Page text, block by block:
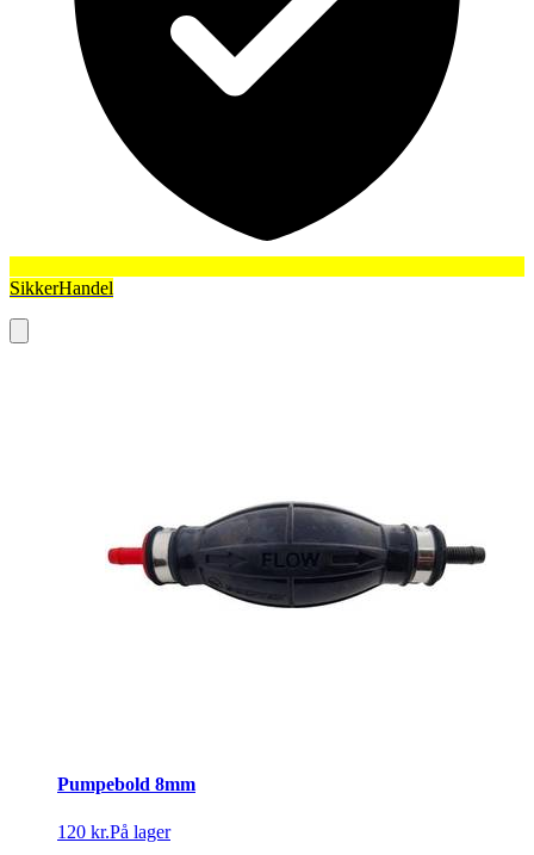
SikkerHandel
Pumpebold 8mm
120 kr.På lager